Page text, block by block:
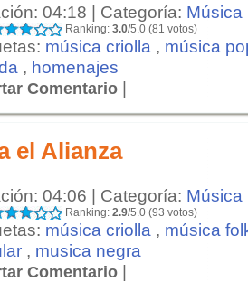
04:18 | Categoría: Música
Ranking: 3.0/5.0 (81 votos)
música criolla , música
, homenajes
Comentario |
el Alianza
04:06 | Categoría: Música
Ranking: 2.9/5.0 (93 votos)
música criolla , música
, musica negra
Comentario |